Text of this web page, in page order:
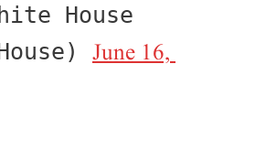
House
June 16,